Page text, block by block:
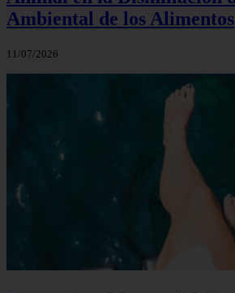
Ambiental de los Alimentos
11/07/2026